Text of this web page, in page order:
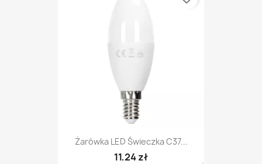
Żarówka LED Świeczka C37...
11,24 zł